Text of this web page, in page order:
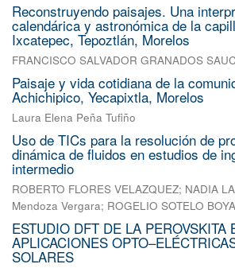
Reconstruyendo paisajes. Una
calendárica y astronómica de la
Ixcatepec, Tepoztlán, Morelos
FRANCISCO SALVADOR GRANADOS
Paisaje y vida cotidiana de la
Achichipico, Yecapixtla, Morelos
Laura Elena Peña Tufiño
Uso de TICs para la resolución de
dinámica de fluidos en estudios de
intermedio
ROBERTO FLORES VELAZQUEZ; NADIA
Mendoza Vergara; ROGELIO SOTELO
ESTUDIO DFT DE LA PEROVSKITA
APLICACIONES
SOLARES